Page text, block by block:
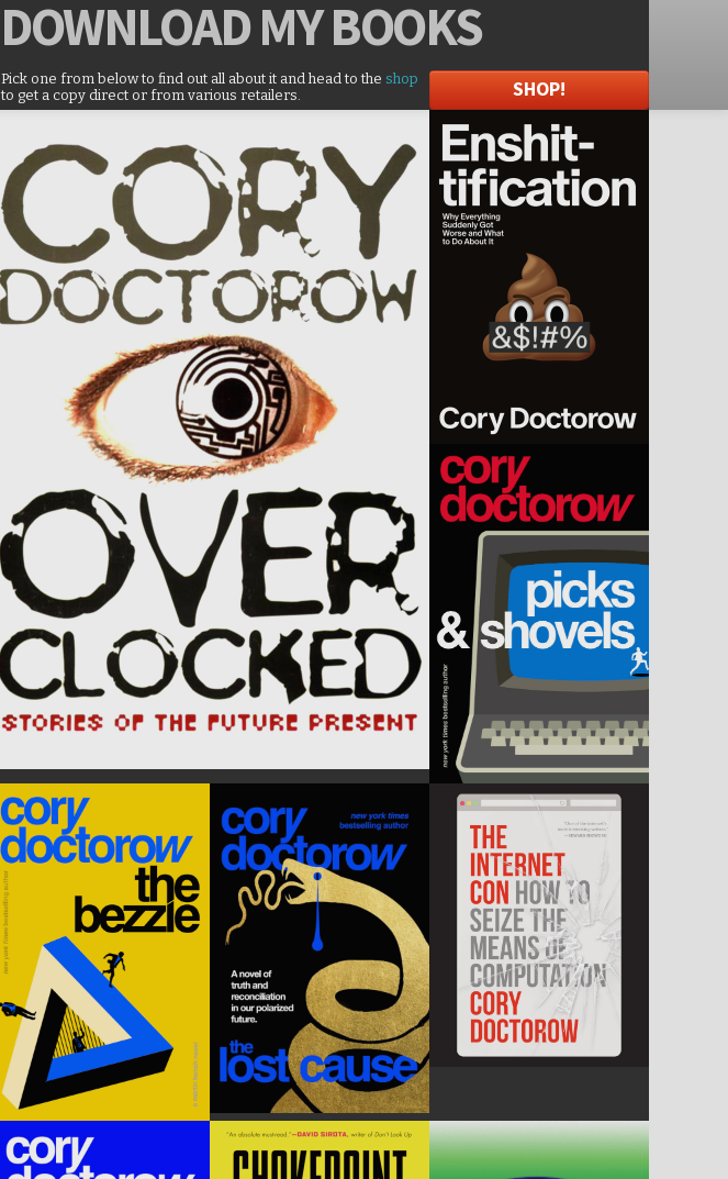
DOWNLOADMY BOOKS
Pick one from below to find out all about it and head to the shop
to get a copy direct or from various retailers.
SHOP!